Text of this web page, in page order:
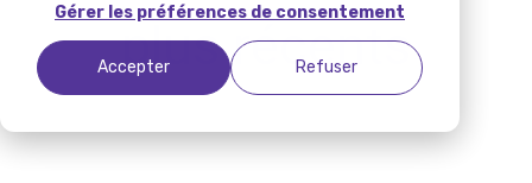
Gérer les préférences de consentement
Accepter Refuser
plus récents